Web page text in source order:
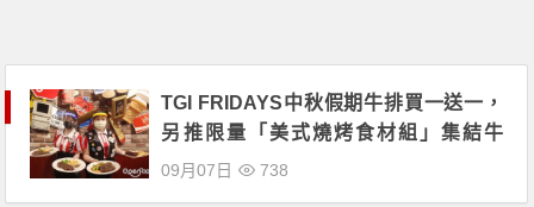
TGI FRIDAYS中秋假期牛排買一送一，
另推限量「美式燒烤食材組」集結牛
排、豬肋排，甜點沙拉一次購足！
09月07日 738